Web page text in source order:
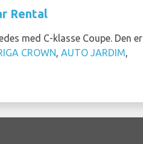
Rental
med C-klasse Coupe. Den er
CROWN, AUTO JARDIM,